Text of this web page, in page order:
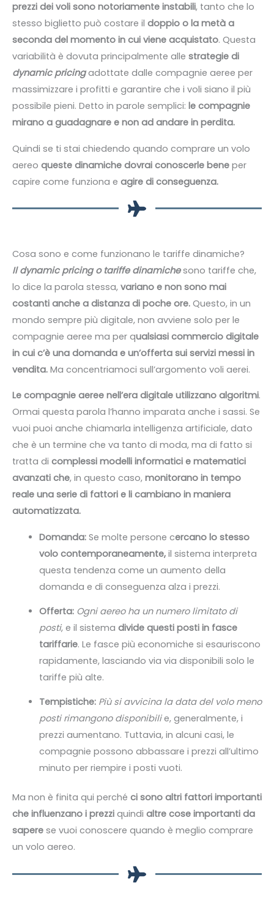
prezzi dei voli sono notoriamente instabili, tanto che lo
stesso biglietto può costare il doppio o la metà a
seconda del momento in cui viene acquistato. Questa
variabilità è dovuta principalmente alle strategie di
dynamic pricingadottate dalle compagnie aeree per
massimizzare i profitti e garantire che i voli siano il più
possibile pieni. Detto in parole semplici: le compagnie
mirano a guadagnare e non ad andare in perdita.
Quindi se ti stai chiedendo quando comprare un volo
aereo queste dinamiche dovrai conoscerle bene per
capire come funziona e agire di conseguenza.
Cosa sono e come funzionano le tariffe dinamiche?
Il dynamic pricing o tariffe dinamiche sono tariffe che,
lo dice la parola stessa, variano e non sono mai
costanti anche a distanza di poche ore. Questo, in un
mondo sempre più digitale, non avviene solo per le
compagnie aeree ma per qualsiasi commercio digitale
in cui c’è una domanda e un’offerta sui servizi messi in
vendita. Ma concentriamoci sull’argomento voli aerei.
Le compagnie aeree nell’era digitale utilizzano algoritmi.
Ormai questa parola l’hanno imparata anche i sassi. Se
vuoi puoi anche chiamarla intelligenza artificiale, dato
che è un termine che va tanto di moda, ma di fatto si
tratta di complessi modelli informatici e matematici
avanzati che, in questo caso, monitorano in tempo
reale una serie di fattori e li cambiano in maniera
automatizzata.
Domanda:Se molte persone cercano lo stesso
volo contemporaneamente, il sistema interpreta
questa tendenza come un aumento della
domanda e di conseguenza alza i prezzi.
Offerta: Ogni aereo ha un numero limitato di
posti, e il sistema divide questi posti in fasce
tariffarie. Le fasce più economiche si esauriscono
rapidamente, lasciando via via disponibili solo le
tariffe più alte.
Tempistiche: Più si avvicina la data del volo meno
posti rimangono disponibilie, generalmente, i
prezzi aumentano. Tuttavia, in alcuni casi, le
compagnie possono abbassare i prezzi all’ultimo
minuto per riempire i posti vuoti.
Ma non è finita qui perché ci sono altri fattori importanti
che influenzano i prezzi quindi altre cose importanti da
sapere se vuoi conoscere quando è meglio comprare
un volo aereo.